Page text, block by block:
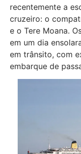
recentemente a
cruzeiro: o
e o Tere Moana.
em um dia
em trânsito, com
embarque de